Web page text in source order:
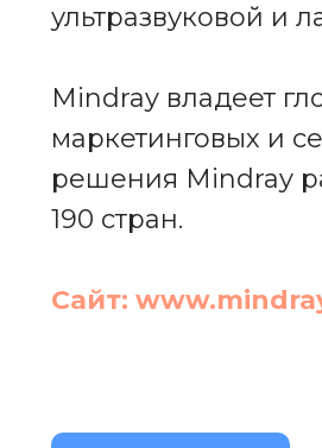
ультразвуковой и
Mindray владеет
маркетинговых и
решения Mindray
190 стран.
Сайт: